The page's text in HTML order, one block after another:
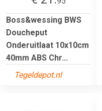
Boss&wessing BWS
Doucheput
Onderuitlaat 10x10cm
40mm ABS Chr...
Tegeldepot.nl